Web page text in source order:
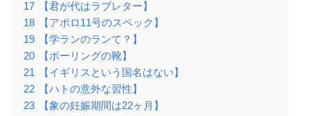
17
【君が代はラブレター】
18
【アポロ11号のスペック】
19
【学ランのランて？】
20
【ボーリングの靴】
21
【イギリスという国名はない】
22
【ハトの意外な習性】
23
【象の妊娠期間は22ヶ月】